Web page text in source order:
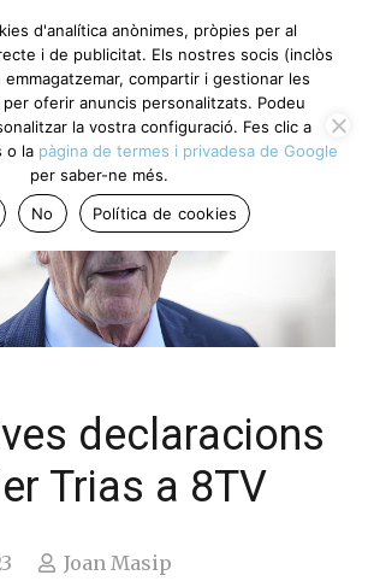
declaracions
Trias a 8TV
Joan Masip
d'analítica anònimes, pròpies per al
i de publicitat. Els nostres socis (inclòs
compartir i gestionar les
oferir anuncis personalitzats. Podeu
la vostra configuració. Fes clic a
o la pàgina de termes i privadesa de Google
per saber-ne més.
No Política de cookies